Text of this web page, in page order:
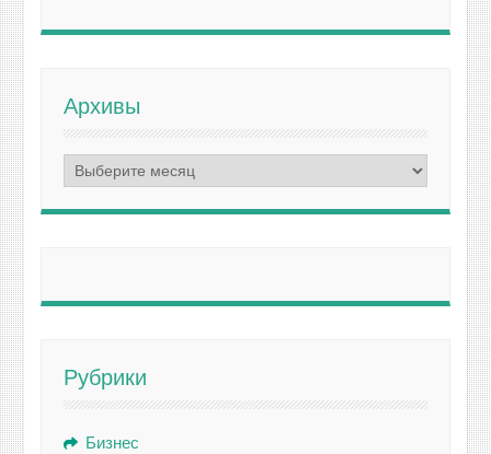
Архивы
Архивы
Рубрики
Бизнес